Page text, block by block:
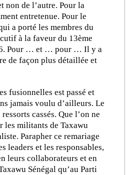
non de l’autre. Pour la
entretenue. Pour le
a porté les membres du
à la faveur du 13ème
Pour … et … pour … Il y a
de façon plus détaillée et
fusionnelles est passé et
jamais voulu d’ailleurs. Le
cassés. Que l’on ne
les militants de Taxawu
Parapher ce remariage
leaders et les responsables,
leurs collaborateurs et en
Sénégal qu’au Parti